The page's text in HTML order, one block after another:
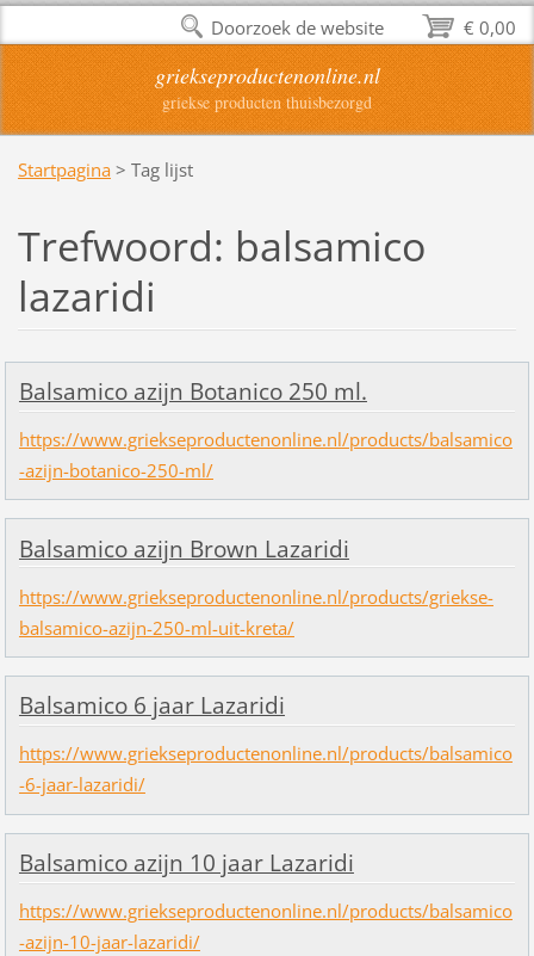
griekseproductenonline.nl
griekse producten thuisbezorgd
Startpagina > Tag lijst
Trefwoord: balsamico
lazaridi
Balsamico azijn Botanico 250 ml.
https://www.griekseproductenonline.nl/products/balsamico
-azijn-botanico-250-ml/
Balsamico azijn Brown Lazaridi
https://www.griekseproductenonline.nl/products/griekse-
balsamico-azijn-250-ml-uit-kreta/
Balsamico 6 jaar Lazaridi
https://www.griekseproductenonline.nl/products/balsamico
-6-jaar-lazaridi/
Balsamico azijn 10 jaar Lazaridi
https://www.griekseproductenonline.nl/products/balsamico
-azijn-10-jaar-lazaridi/
€ 0,00
Doorzoek de website